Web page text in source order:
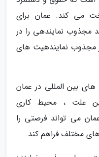
می کند. عمان برای
مجذوب نمایندهی را در
مجذوب نمایندهیت های
بین المللی در عمان
علت ، محیط کاری
می تواند فرصتی را
مختلف فراهم کند.